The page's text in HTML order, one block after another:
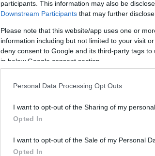
participants. This information may also be
Downstream Participants that may further
Please note that this website/app uses one or
information including but not limited to your visit
deny consent to Google and its third-party tags
in below Google consent section.
Personal Data Processing Opt Outs
I want to opt-out of the Sharing of my personal
Opted In
I want to opt-out of the Sale of my Personal
Opted In